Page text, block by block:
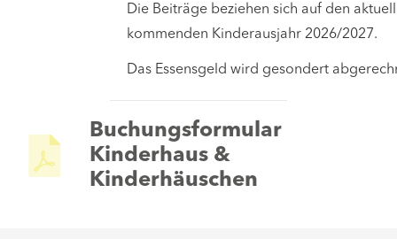
Die Beiträge beziehen sich auf den
kommenden Kinderausjahr 2026/2027.
Das Essensgeld wird gesondert
Buchungsformular
Kinderhaus &
Kinderhäuschen